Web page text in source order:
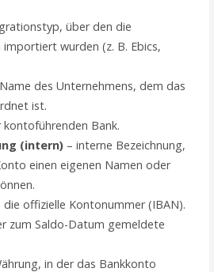
über den die
wurden (z. B. Ebics,
des Unternehmens, dem das
ist.
Bank.
(intern)– interne Bezeichnung,
einen eigenen Namen oder
offizielle Kontonummer (IBAN).
zum Saldo-Datum gemeldete
in der das Bankkonto